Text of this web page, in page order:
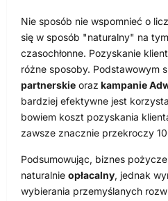
Nie sposób nie wspomnieć o
się w sposób "naturalny" na
czasochłonne. Pozyskanie
różne sposoby. Podstawowym
partnerskie oraz kampanie
bardziej efektywne jest
bowiem koszt pozyskania
zawsze znacznie przekroczy
Podsumowując, biznes
naturalnie opłacalny, jednak
wybierania przemyślanych